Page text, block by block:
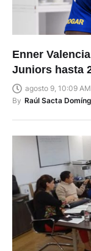
Enner
Juniors hasta
agosto 9, 10:09 AM
By Raúl Sacta